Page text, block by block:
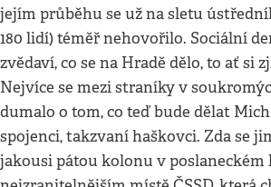
jejím průběhu se už na sletu
180 lidí) téměř nehovořilo. Sociální
zvědaví, co se na Hradě dělo, to ať si
Nejvíce se mezi straníky v
dumalo o tom, co teď bude dělat
spojenci, takzvaní haškovci. Zda se
jakousi pátou kolonu v poslaneckém